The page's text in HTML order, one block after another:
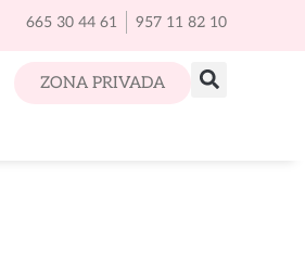
665 30 44 61 957 11 82 10
ZONA PRIVADA